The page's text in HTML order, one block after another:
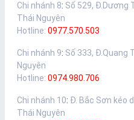
Chi nhánh 8: Số 529, Đ.Dương
Thái Nguyên
Hotline: 0977.570.503
Chi nhánh 9: Số 333, Đ.Quang
Nguyên
Hotline: 0974.980.706
Chi nhánh 10: Đ. Bắc Sơn kéo
Thái Nguyên